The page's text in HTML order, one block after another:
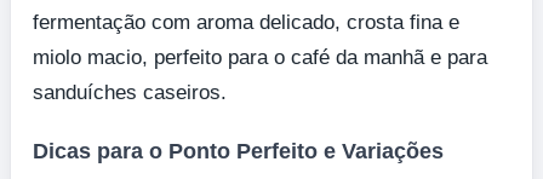
fermentação com aroma delicado, crosta fina e
miolo macio, perfeito para o café da manhã e para
sanduíches caseiros.
Dicas para o Ponto Perfeito e Variações